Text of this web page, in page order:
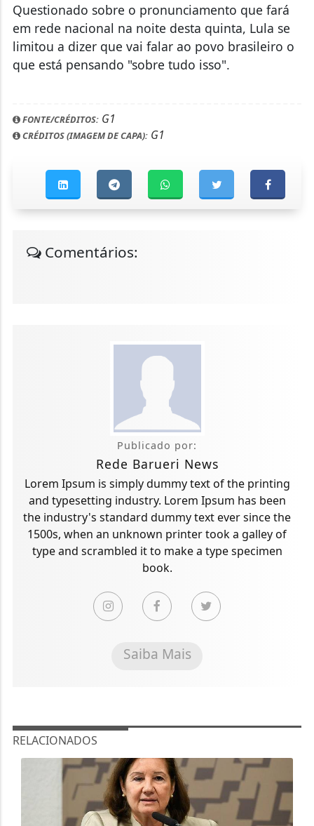
Questionado sobre o pronunciamento que fará
em rede nacional na noite desta quinta, Lula se
limitou a dizer que vai falar ao povo brasileiro o
que está pensando "sobre tudo isso".
FONTE/CRÉDITOS:G1
CRÉDITOS (IMAGEM DE CAPA):G1
Comentários:
Publicado por:
Rede Barueri News
Lorem Ipsum is simply dummy text of the printing
and typesetting industry. Lorem Ipsum has been
the industry's standard dummy text ever since the
1500s, when an unknown printer took a galley of
type and scrambled it to make a type specimen
book.
Saiba Mais
RELACIONADOS